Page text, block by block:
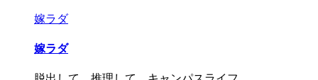
嫁ラダ
嫁ラダ